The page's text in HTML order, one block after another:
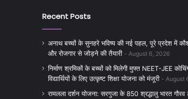
Recent Posts
अनाथ बच्चों के सुनहरे भविष्य की नई पहल, पूरे प्रदेश में
और रोजगार से जोड़ने की तैयारी
August 6, 2026
निर्माण श्रमिकों के बच्चों को मिलेगी मुफ्त NEET-JEE
विद्यार्थियों के लिए उत्कृष्ट शिक्षा योजना को मंजूरी
August
रामलला दर्शन योजना: सरगुजा के 850 श्रद्धालु भारत